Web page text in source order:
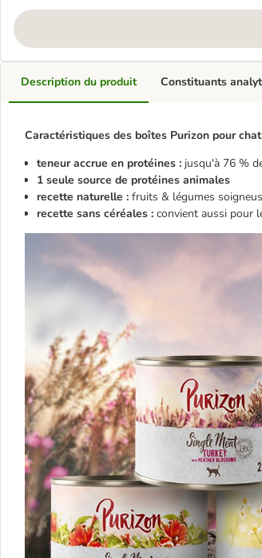
Description du produit
Caractéristiques des boîtes Purizon pour
teneur accrue en protéines : jusqu'à 76 %
1 seule source de protéines animales
recette naturelle : fruits & légumes
recette sans céréales : convient aussi pour
Constituants